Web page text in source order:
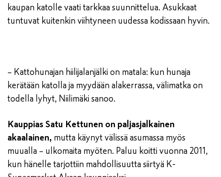
kaupan katolle vaati tarkkaa suunnittelua. Asukkaat
tuntuvat kuitenkin viihtyneen uudessa kodissaan hyvin.
– Kattohunajan hiilijalanjälki on matala: kun hunaja
kerätään katolla ja myydään alakerrassa, välimatka on
todella lyhyt, Niilimäki sanoo.
Kauppias Satu Kettunen on paljasjalkainen
akaalainen, mutta käynyt välissä asumassa myös
muualla – ulkomaita myöten. Paluu koitti vuonna 2011,
kun hänelle tarjottiin mahdollisuutta siirtyä K-